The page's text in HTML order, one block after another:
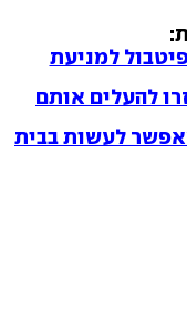
למניעת
להעלים אותם
לעשות בבית